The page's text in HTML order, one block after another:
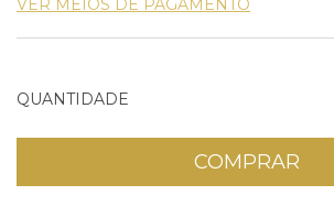
VER MEIOS DE PAGAMENTO
QUANTIDADE